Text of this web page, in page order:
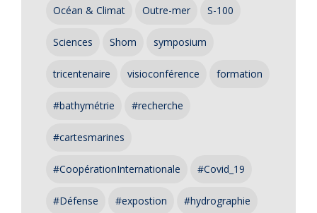
Océan & Climat Outre-mer S-100
Sciences Shom symposium
tricentenaire visioconférence formation
#bathymétrie #recherche
#cartesmarines
#CoopérationInternationale #Covid_19
#Défense #expostion #hydrographie